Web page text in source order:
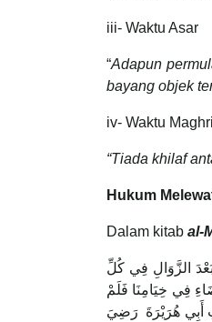
iii- Waktu Asar
“Adapun
bayang objek
iv- Waktu
“Tiada khilaf
Hukum
Dalam kitab al-
الزَّوَالِ فِي كُلِّ
فِي خِيَامِنَا فَلَمْ
أَبِي هُرَيْرَةَ رَضِيَ